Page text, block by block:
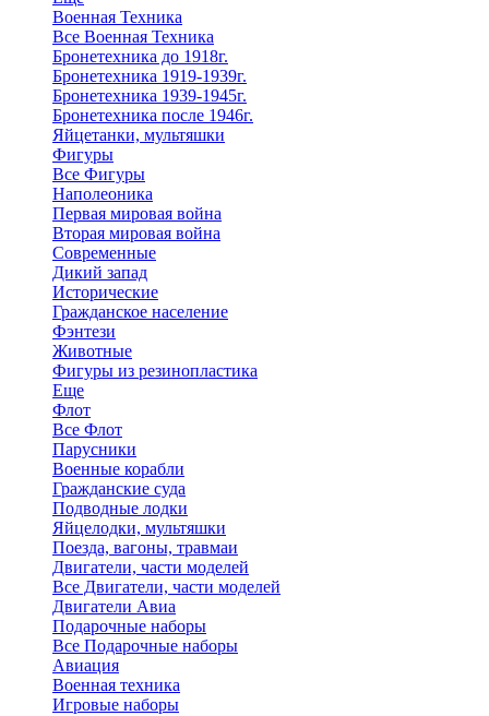
Военная Техника
Все Военная Техника
Бронетехника до 1918г.
Бронетехника 1919-1939г.
Бронетехника 1939-1945г.
Бронетехника после 1946г.
Яйцетанки, мультяшки
Фигуры
Все Фигуры
Наполеоника
Первая мировая война
Вторая мировая война
Современные
Дикий запад
Исторические
Гражданское население
Фэнтези
Животные
Фигуры из резинопластика
Еще
Флот
Все Флот
Парусники
Военные корабли
Гражданские суда
Подводные лодки
Яйцелодки, мультяшки
Поезда, вагоны, травмаи
Двигатели, части моделей
Все Двигатели, части моделей
Двигатели Авиа
Подарочные наборы
Все Подарочные наборы
Авиация
Военная техника
Игровые наборы